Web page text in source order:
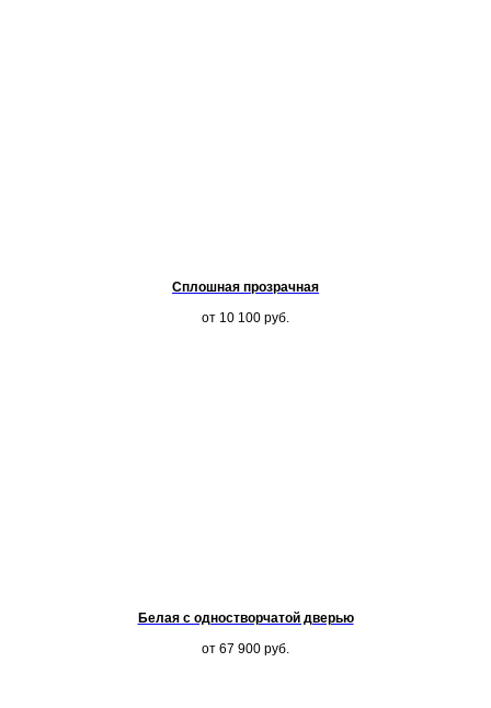
Сплошная прозрачная
от 10 100 руб.
Белая с одностворчатой дверью
от 67 900 руб.